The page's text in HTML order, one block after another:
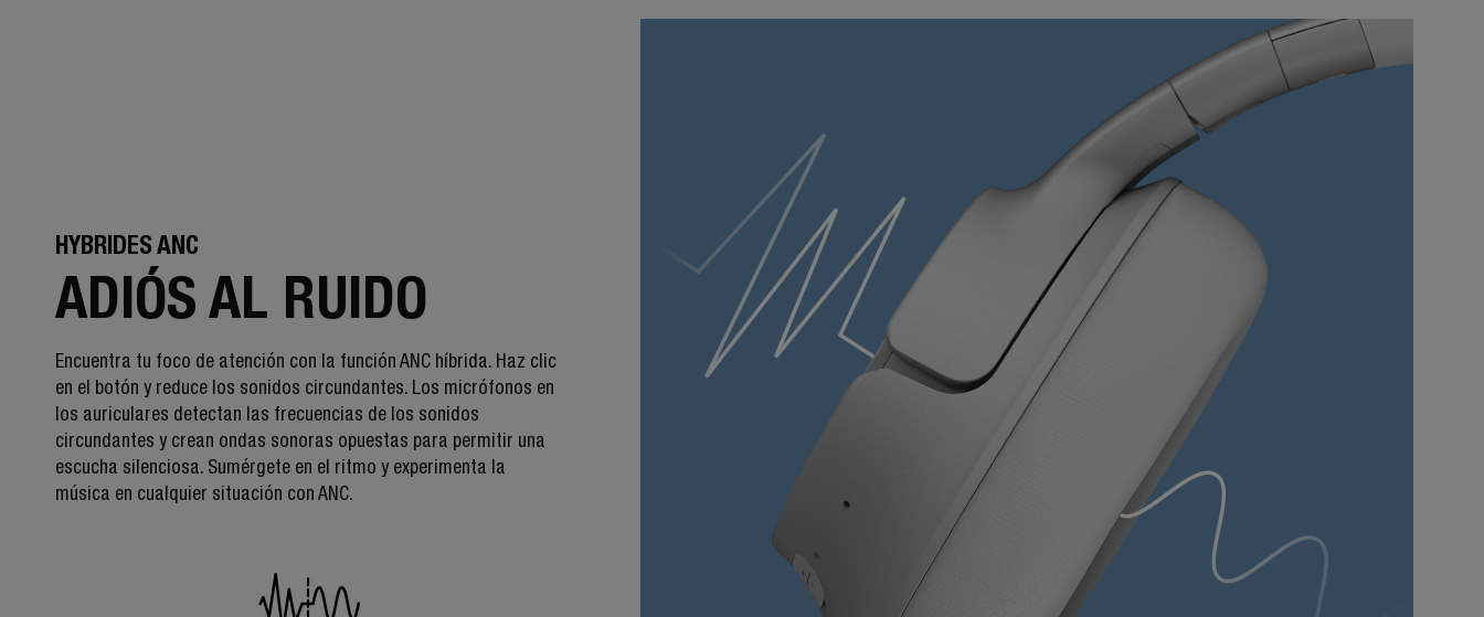
HYBRIDES ANC
ADIÓS AL RUIDO
Encuentra tu foco de atención con la función ANC híbrida. Haz clic
en el botón y reduce los sonidos circundantes. Los micrófonos en
los auriculares detectan las frecuencias de los sonidos
circundantes y crean ondas sonoras opuestas para permitir una
escucha silenciosa. Sumérgete en el ritmo y experimenta la
música en cualquier situación con ANC.